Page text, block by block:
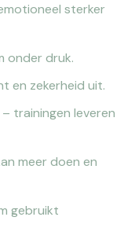
sterker
onder druk.
en zekerheid uit.
trainingen leveren
meer doen en
gebruikt